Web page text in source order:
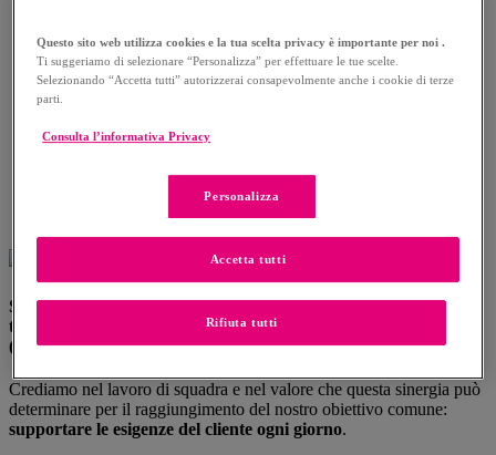
Servizi
Chi è Organon
Accessibilità
Accessibilità
Testo grande
Testo molto grande
Siamo il punto di contatto di Organon Italia che risponde alle
tue problematiche di natura amministrativa e commerciale
(ordini, fatture, resi, disponibilità prodotti)
Crediamo nel lavoro di squadra e nel valore che questa sinergia può
determinare per il raggiungimento del nostro obiettivo comune:
supportare le esigenze del cliente ogni giorno.
Questo sito web utilizza cookies e la tua scelta privacy è importante per noi .
Ti suggeriamo di selezionare “Personalizza” per effettuare le tue scelte.
Selezionando “Accetta tutti” autorizzerai consapevolmente anche i cookie di terze
parti.
Consulta l’informativa Privacy
Personalizza
Rifiuta tutti
Accetta tutti